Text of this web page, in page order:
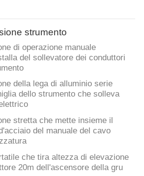
strumento
di operazione manuale
del sollevatore dei conduttori
della lega di alluminio serie
dello strumento che solleva
stretta che mette insieme il
del manuale del cavo
che tira altezza di elevazione
20m dell'ascensore della gru